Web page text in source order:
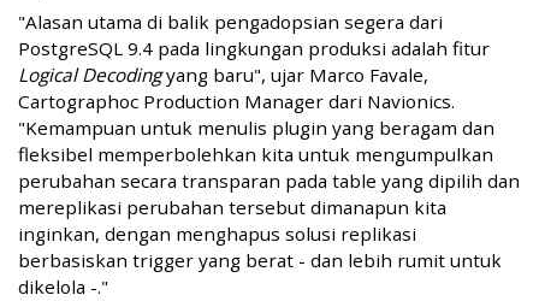
"Alasan utama di balik pengadopsian segera dari
PostgreSQL 9.4 pada lingkungan produksi adalah fitur
Logical Decodingyang baru", ujar Marco Favale,
Cartographoc Production Manager dari Navionics.
"Kemampuan untuk menulis plugin yang beragam dan
fleksibel memperbolehkan kita untuk mengumpulkan
perubahan secara transparan pada table yang dipilih dan
mereplikasi perubahan tersebut dimanapun kita
inginkan, dengan menghapus solusi replikasi
berbasiskan trigger yang berat - dan lebih rumit untuk
dikelola -."